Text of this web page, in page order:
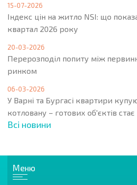
15-07-2026
Індекс цін на житло NSI: що
квартал 2026 року
20-03-2026
Перерозподіл попиту між
ринком
06-03-2026
У Варні та Бургасі квартири
котловану – готових об'єктів
Всі новини
Меню